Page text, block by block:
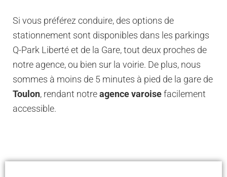
Si vous préférez conduire, des options de
stationnement sont disponibles dans les parkings
Q-Park Liberté et de la Gare, tout deux proches de
notre agence, ou bien sur la voirie. De plus, nous
sommes à moins de 5 minutes à pied de la gare de
Toulon, rendant notreagence varoisefacilement
accessible.